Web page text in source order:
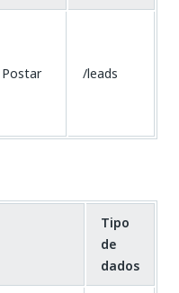
Postar /leads
Tipo
de
dados